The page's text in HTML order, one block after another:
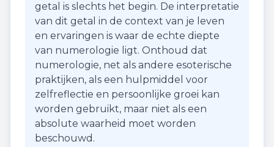
getal is slechts het begin. De interpretatie
van dit getal in de context van je leven
en ervaringen is waar de echte diepte
van numerologie ligt. Onthoud dat
numerologie, net als andere esoterische
praktijken, als een hulpmiddel voor
zelfreflectie en persoonlijke groei kan
worden gebruikt, maar niet als een
absolute waarheid moet worden
beschouwd.